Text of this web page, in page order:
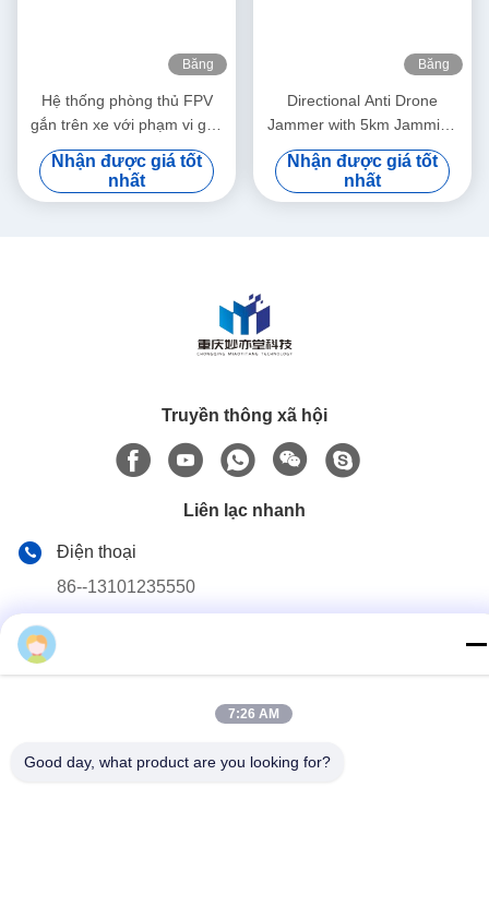
Băng
Hệ thống phòng thủ FPV
gắn trên xe với phạm vi gây
nhiễu 1KM-2KM, Bộ gây
nhiễu chống máy bay không
người lái 8 băng tần đến 12
Nhận được giá tốt
nhất
Băng
Directional Anti Drone
Jammer with 5km Jamming
Radius 360° Target Tracking
and High-speed Gimbal for
Detection Equipment
Nhận được giá tốt
nhất
Truyền thông xã hội
Liên lạc nhanh
Điện thoại
86--13101235550
7:26 AM
Good day, what product are you looking for?